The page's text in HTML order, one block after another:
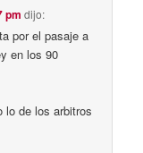
pm dijo:
por el pasaje a
en los 90
lo de los arbitros